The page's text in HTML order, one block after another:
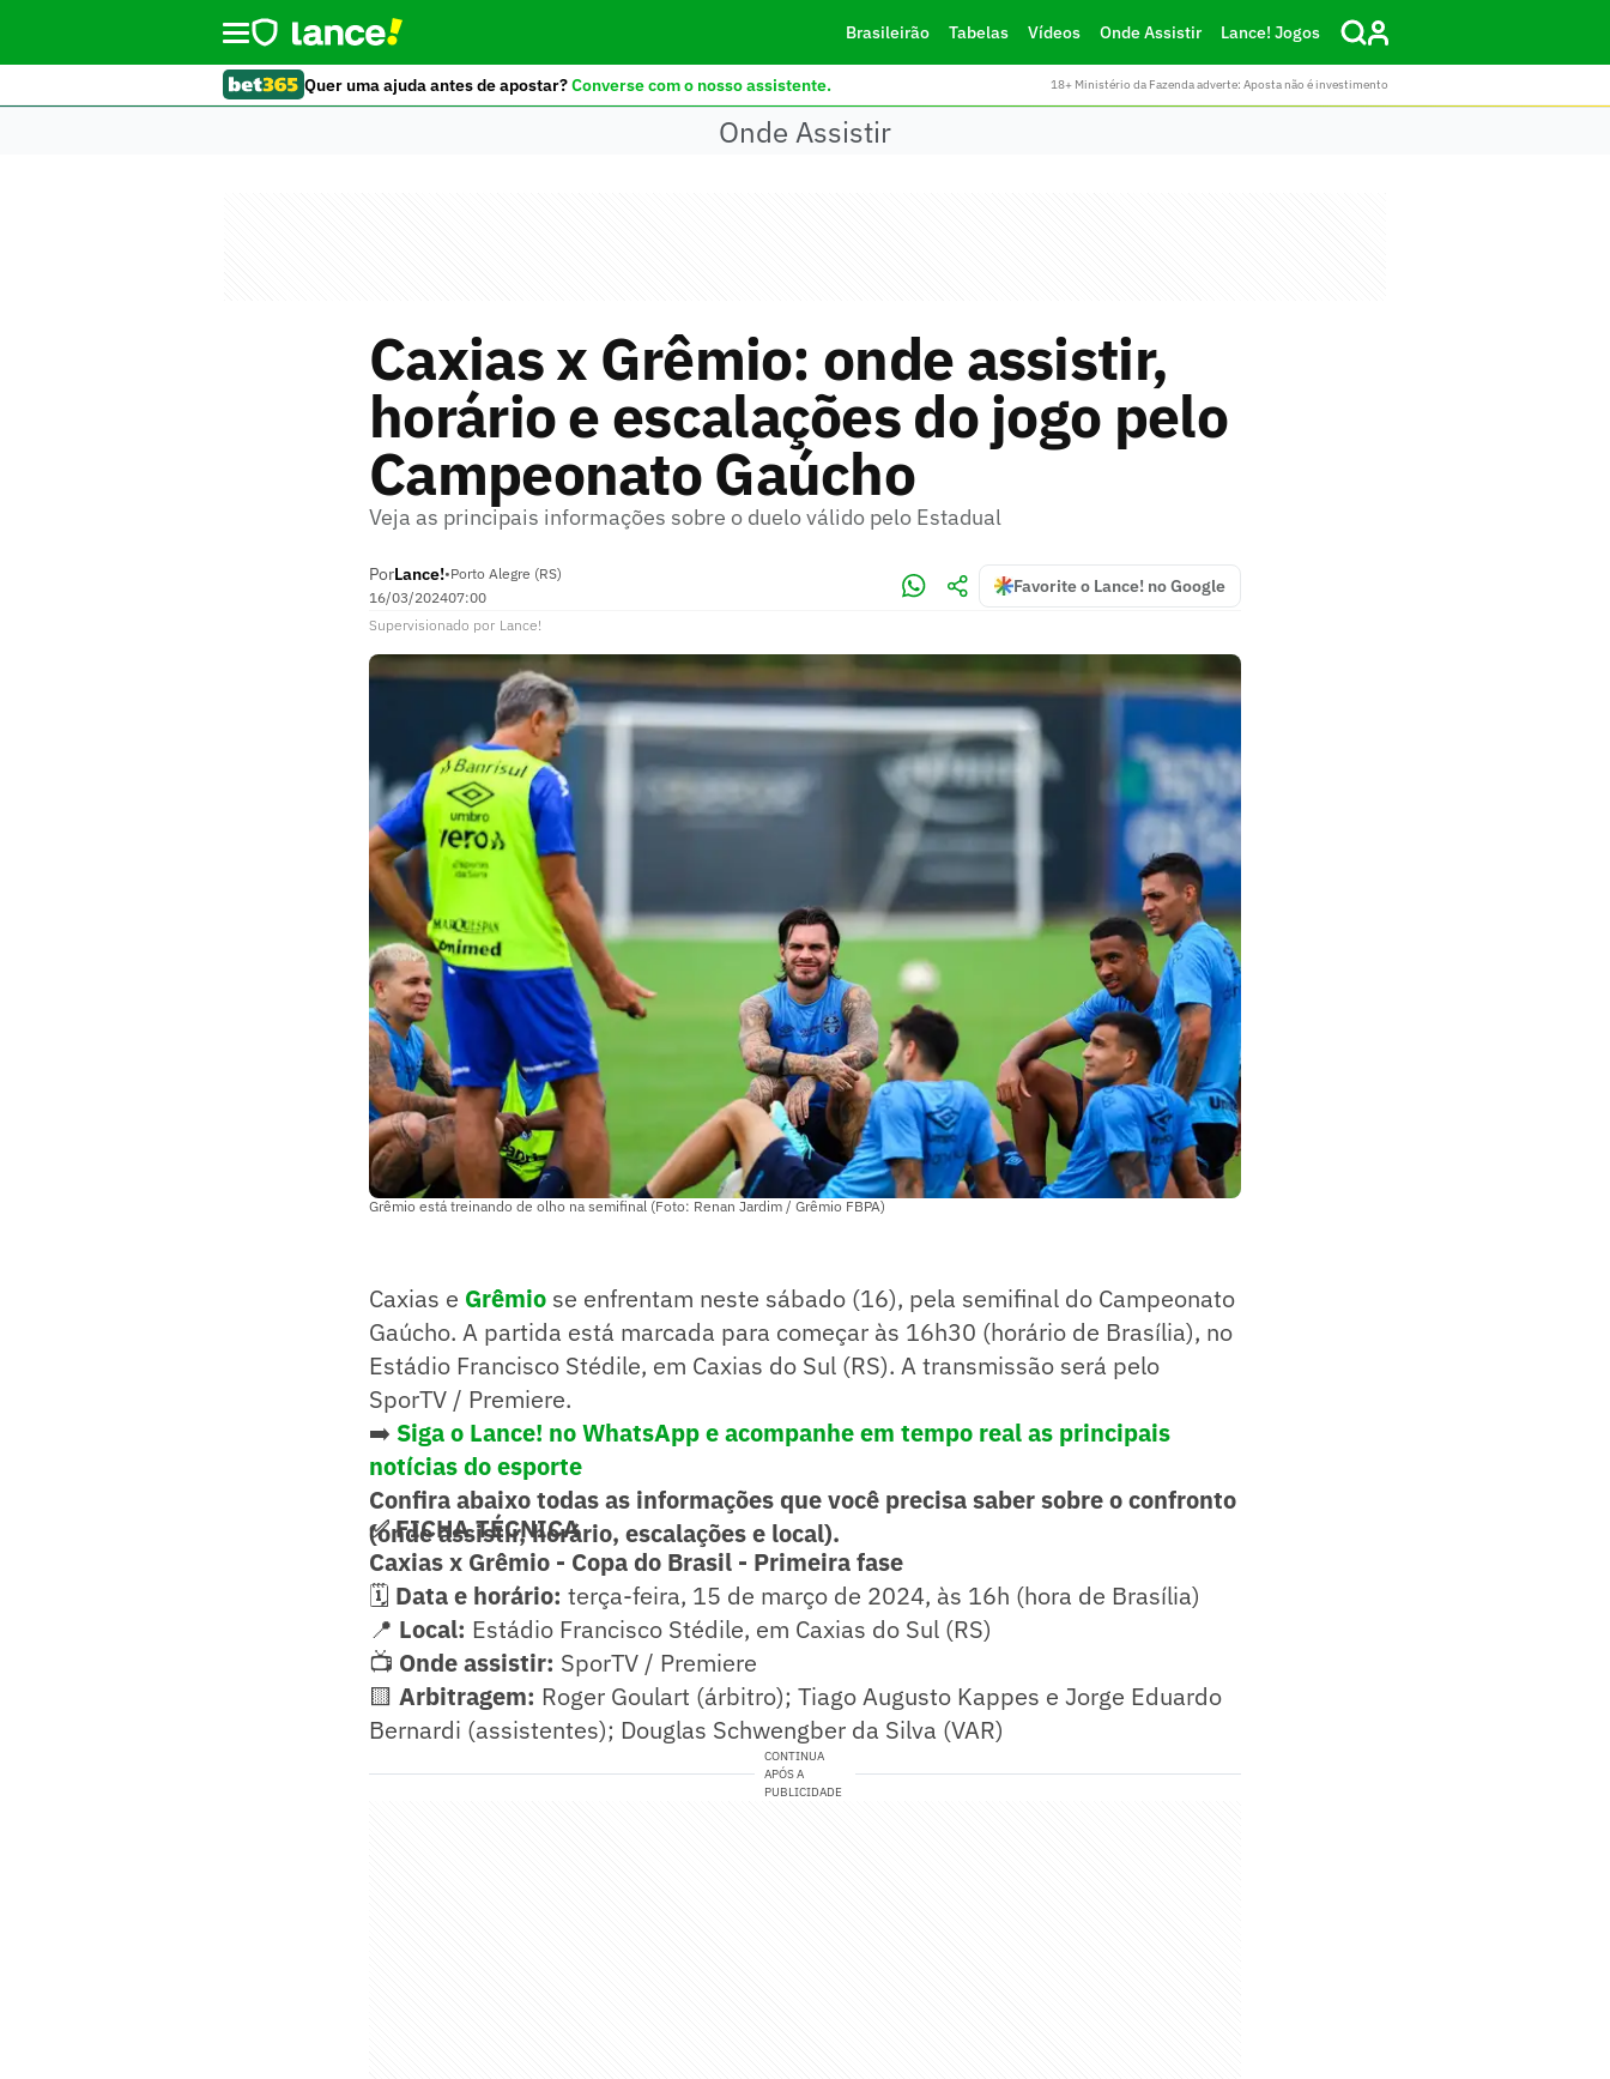
Brasileirão Tabelas Vídeos Onde Assistir Lance! Jogos
Quer uma ajuda antes de apostar?Converse com o nosso assistente. 18+ Ministério da Fazenda adverte: Aposta não é investimento
Onde Assistir
Caxias x Grêmio: onde assistir,
horário e escalações do jogo pelo
Campeonato Gaúcho
Veja as principais informações sobre o duelo válido pelo Estadual
PorLance!•Porto Alegre (RS)
16/03/202407:00
Favorite o Lance! no Google
Supervisionado por Lance!
Grêmio está treinando de olho na semifinal (Foto: Renan Jardim / Grêmio FBPA)
Caxias e Grêmio se enfrentam neste sábado (16), pela semifinal do Campeonato
Gaúcho. A partida está marcada para começar às 16h30 (horário de Brasília), no
Estádio Francisco Stédile, em Caxias do Sul (RS). A transmissão será pelo
SporTV / Premiere.
➡️ Siga o Lance! no WhatsApp e acompanhe em tempo real as principais
notícias do esporte
Confira abaixo todas as informações que você precisa saber sobre o confronto
(onde assistir, horário, escalações e local).
✅ FICHA TÉCNICA
Caxias x Grêmio - Copa do Brasil - Primeira fase
🗓️ Data e horário: terça-feira, 15 de março de 2024, às 16h (hora de Brasília)
📍 Local: Estádio Francisco Stédile, em Caxias do Sul (RS)
📺 Onde assistir: SporTV / Premiere
🟨 Arbitragem: Roger Goulart (árbitro); Tiago Augusto Kappes e Jorge Eduardo
Bernardi (assistentes); Douglas Schwengber da Silva (VAR)
CONTINUA
APÓS A
PUBLICIDADE